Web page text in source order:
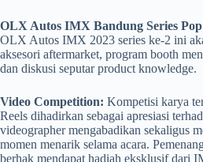
OLX Autos IMX Bandung Series
OLX Autos IMX 2023 series ke-2 ini
aksesori aftermarket, program booth
dan diskusi seputar product knowledge.
Video Competition: Kompetisi karya
Reels dihadirkan sebagai apresiasi
videographer mengabadikan sekaligus
momen menarik selama acara.
berhak mendapat hadiah eksklusif dari